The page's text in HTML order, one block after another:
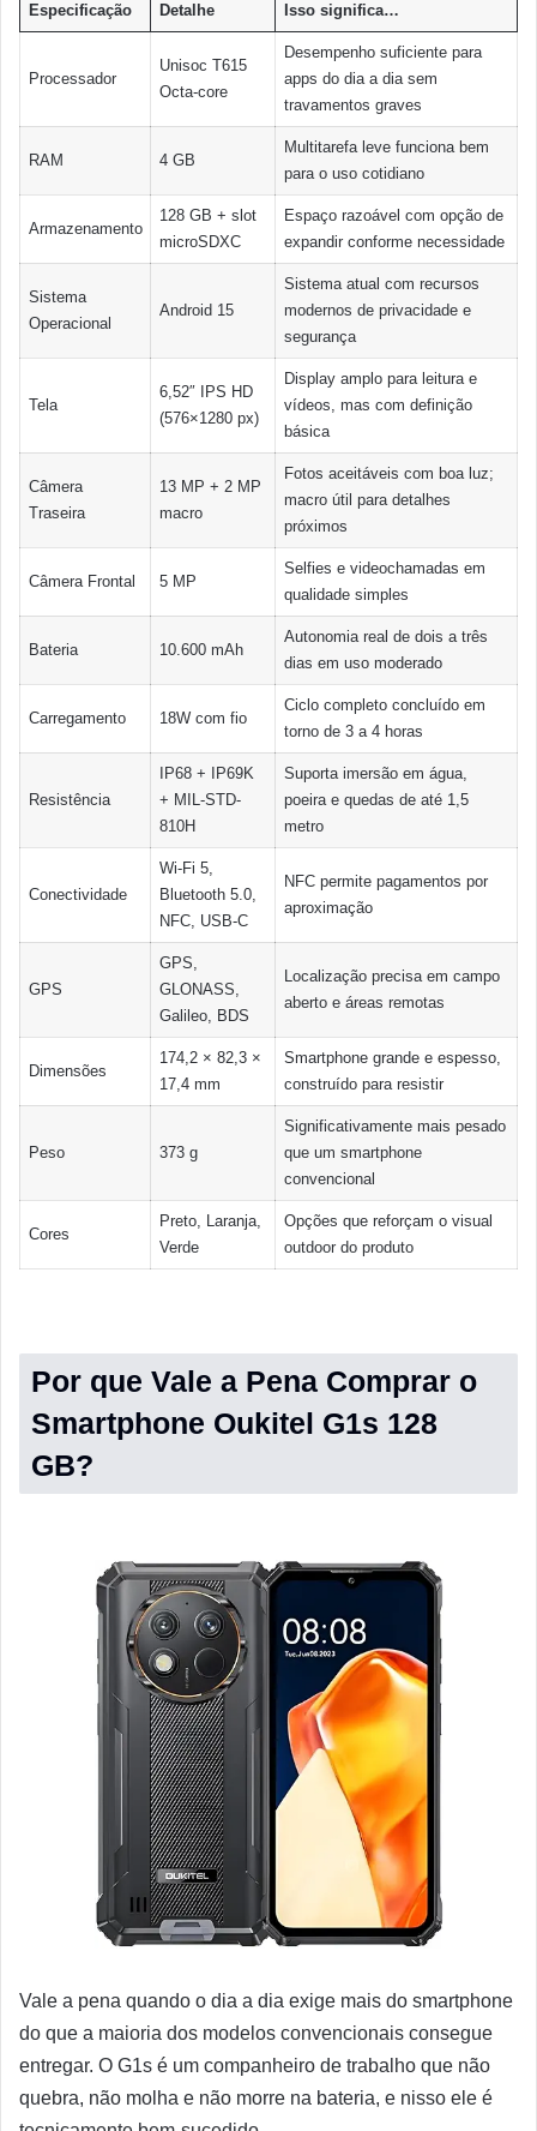
Especificação Detalhe Isso significa…
Processador
Unisoc T615
Octa-core
Desempenho suficiente para
apps do dia a dia sem
travamentos graves
RAM 4 GB
Multitarefa leve funciona bem
para o uso cotidiano
Armazenamento
128 GB + slot
microSDXC
Espaço razoável com opção de
expandir conforme necessidade
Sistema
Operacional
Android 15
Sistema atual com recursos
modernos de privacidade e
segurança
Tela
6,52″ IPS HD
(576×1280 px)
Display amplo para leitura e
vídeos, mas com definição
básica
Câmera
Traseira
13 MP + 2 MP
macro
Fotos aceitáveis com boa luz;
macro útil para detalhes
próximos
Câmera Frontal 5 MP
Selfies e videochamadas em
qualidade simples
Bateria 10.600 mAh
Autonomia real de dois a três
dias em uso moderado
Carregamento 18W com fio
Ciclo completo concluído em
torno de 3 a 4 horas
Resistência
IP68 + IP69K
+ MIL-STD-
810H
Suporta imersão em água,
poeira e quedas de até 1,5
metro
Conectividade
Wi-Fi 5,
Bluetooth 5.0,
NFC, USB-C
NFC permite pagamentos por
aproximação
GPS
GPS,
GLONASS,
Galileo, BDS
Localização precisa em campo
aberto e áreas remotas
Dimensões
174,2 × 82,3 ×
17,4 mm
Smartphone grande e espesso,
construído para resistir
Peso 373 g
Significativamente mais pesado
que um smartphone
convencional
Cores
Preto, Laranja,
Verde
Opções que reforçam o visual
outdoor do produto
Por que Vale a Pena Comprar o
Smartphone Oukitel G1s 128
GB?
Vale a pena quando o dia a dia exige mais do smartphone
do que a maioria dos modelos convencionais consegue
entregar. O G1s é um companheiro de trabalho que não
quebra, não molha e não morre na bateria, e nisso ele é